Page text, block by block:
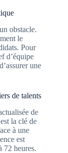
obstacle.
le
Pour
d’équipe
une
de talents
de
la clé de
à une
est
72 heures.